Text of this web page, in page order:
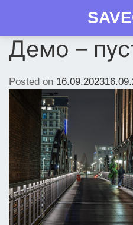
Skip
Продукция
Как
получить
Демо –
Posted on 16.09.2023